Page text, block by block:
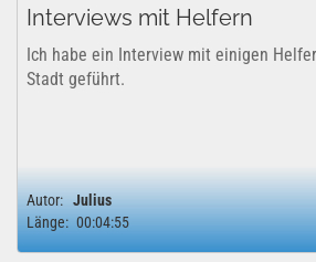
Interviews mit Helfern
Ich habe ein Interview mit einigen
Stadt geführt.
Autor: Julius
Länge: 00:04:55